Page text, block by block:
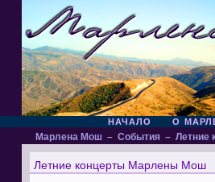
НАЧАЛО О
Марлена Мош – События – Летние
Летние концерты Марлены Мош